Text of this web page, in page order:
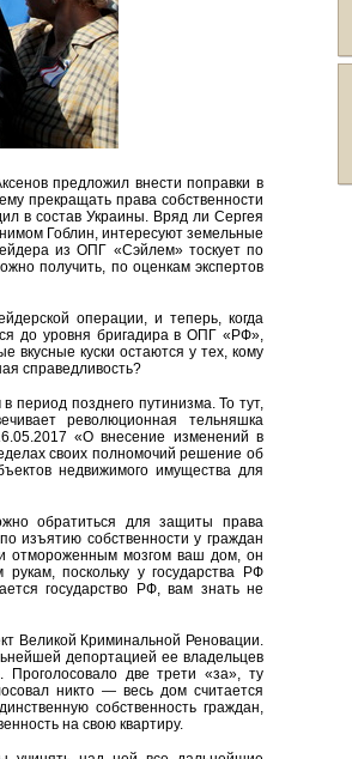
предложил внести поправки в
прекращать права собственности
в состав Украины. Вряд ли Сергея
Гоблин, интересуют земельные
из ОПГ «Сэйлем» тоскует по
получить, по оценкам экспертов
операции, и теперь, когда
до уровня бригадира в ОПГ «РФ»,
вкусные куски остаются у тех, кому
справедливость?
период позднего путинизма. То тут,
революционная тельняшка
«О внесение изменений в
своих полномочий решение об
недвижимого имущества для
обратиться для защиты права
изъятию собственности у граждан
отмороженным мозгом ваш дом, он
поскольку у государства РФ
государство РФ, вам знать не
Великой Криминальной Реновации.
депортацией ее владельцев
Проголосовало две трети «за», ту
никто — весь дом считается
собственность граждан,
на свою квартиру.